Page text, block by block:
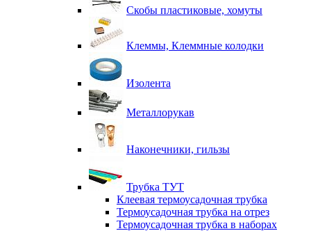
Скобы пластиковые, хомуты
Клеммы, Клеммные колодки
Изолента
Металлорукав
Наконечники, гильзы
Трубка ТУТ
Клеевая термоусадочная трубка
Термоусадочная трубка на отрез
Термоусадочная трубка в наборах